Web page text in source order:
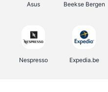
Asus Beekse Bergen
Nespresso Expedia.be